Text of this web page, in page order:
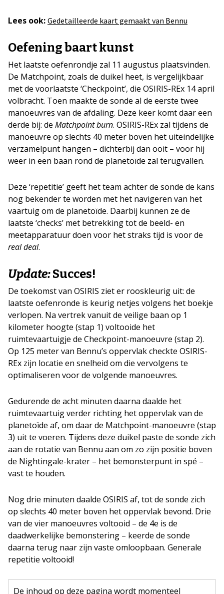
Lees ook: Gedetailleerde kaart gemaakt van Bennu
Oefening baart kunst
Het laatste oefenrondje zal 11 augustus plaatsvinden.
De Matchpoint, zoals de duikel heet, is vergelijkbaar
met de voorlaatste ‘Checkpoint’, die OSIRIS-REx 14 april
volbracht. Toen maakte de sonde al de eerste twee
manoeuvres van de afdaling. Deze keer komt daar een
derde bij: de Matchpoint burn. OSIRIS-REx zal tijdens de
manoeuvre op slechts 40 meter boven het uiteindelijke
verzamelpunt hangen – dichterbij dan ooit – voor hij
weer in een baan rond de planetoïde zal terugvallen.
Deze ‘repetitie’ geeft het team achter de sonde de kans
nog bekender te worden met het navigeren van het
vaartuig om de planetoïde. Daarbij kunnen ze de
laatste ‘checks’ met betrekking tot de beeld- en
meetapparatuur doen voor het straks tijd is voor de
real deal.
Update:Succes!
De toekomst van OSIRIS ziet er rooskleurig uit: de
laatste oefenronde is keurig netjes volgens het boekje
verlopen. Na vertrek vanuit de veilige baan op 1
kilometer hoogte (stap 1) voltooide het
ruimtevaartuigje de Checkpoint-manoeuvre (stap 2).
Op 125 meter van Bennu’s oppervlak checkte OSIRIS-
REx zijn locatie en snelheid om die vervolgens te
optimaliseren voor de volgende manoeuvres.
Gedurende de acht minuten daarna daalde het
ruimtevaartuig verder richting het oppervlak van de
planetoïde af, om daar de Matchpoint-manoeuvre (stap
3) uit te voeren. Tijdens deze duikel paste de sonde zich
aan de rotatie van Bennu aan om zo zijn positie boven
de Nightingale-krater – het bemonsterpunt in spé –
vast te houden.
Nog drie minuten daalde OSIRIS af, tot de sonde zich
op slechts 40 meter boven het oppervlak bevond. Drie
van de vier manoeuvres voltooid – de 4e is de
daadwerkelijke bemonstering – keerde de sonde
daarna terug naar zijn vaste omloopbaan. Generale
repetitie voltooid!
De inhoud op deze pagina wordt momenteel